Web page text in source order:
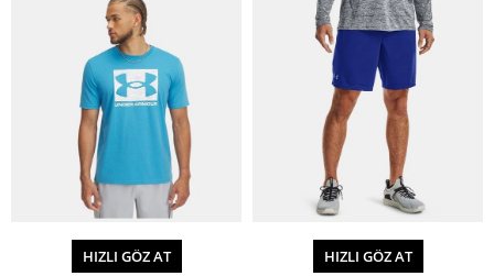
HIZLI GÖZ AT HIZLI GÖZ AT